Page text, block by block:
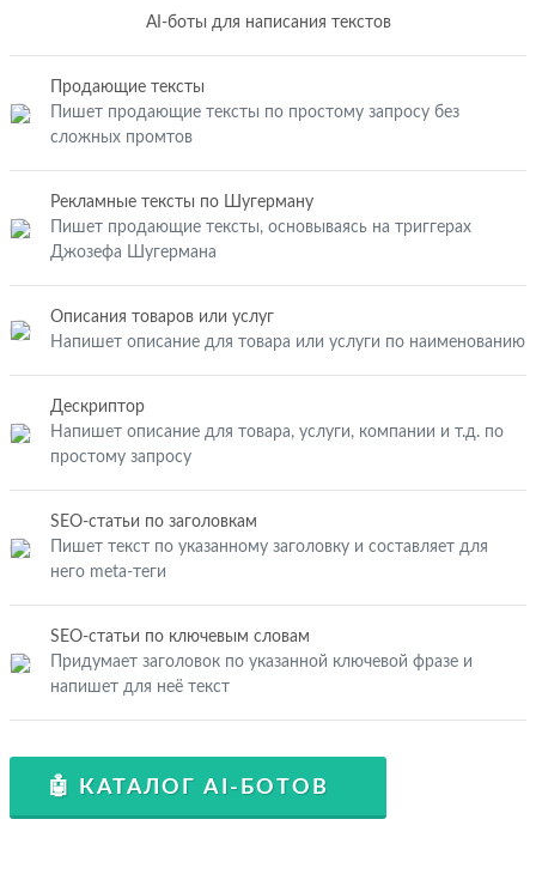
AI-боты для написания текстов
Продающие тексты
Пишет продающие тексты по простому запросу без
сложных промтов
Рекламные тексты по Шугерману
Пишет продающие тексты, основываясь на триггерах
Джозефа Шугермана
Описания товаров или услуг
Напишет описание для товара или услуги по наименованию
Дескриптор
Напишет описание для товара, услуги, компании и т.д. по
простому запросу
SEO-статьи по заголовкам
Пишет текст по указанному заголовку и составляет для
него meta-теги
SEO-статьи по ключевым словам
Придумает заголовок по указанной ключевой фразе и
напишет для неё текст
🤖 КАТАЛОГ AI-БОТОВ